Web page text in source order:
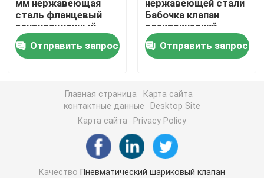
Клапан-бабочка вентиляции
Более влажный клапан
ФБ шаровой клапан
Высокотемпературный шаровой клапан
Промышленная клапан-бабочка
мм нержавеющая
сталь фланцевый
вентиляционный
клапан бабочки для
водопровода
Отправить запрос
нержавеющей стали
Бабочка клапан
электрический
флангель
Отправить запрос
Главная страница
Карта сайта
контактные данные
Desktop Site
Карта сайта
Privacy Policy
Качество Пневматический шариковый клапан